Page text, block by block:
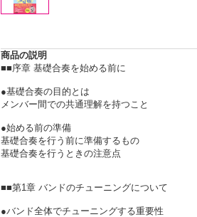
商品の説明
■■序章 基礎合奏を始める前に
●基礎合奏の目的とは
メンバー間での共通理解を持つこと
●始める前の準備
基礎合奏を行う前に準備するもの
基礎合奏を行うときの注意点
■■第1章 バンドのチューニングについて
●バンド全体でチューニングする重要性